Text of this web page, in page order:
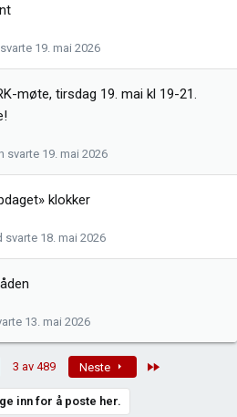
19. mai 2026
møte, tirsdag 19. mai kl 19-21.
19. mai 2026
klokker
18. mai 2026
13. mai 2026
3 av 489 Neste
inn for å poste her.